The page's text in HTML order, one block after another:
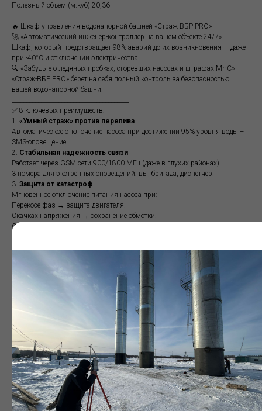
Полезный объем (м.куб) 20,36
🔥 Шкаф управления водонапорной башней «Страж-ВБР PRO»
🚀 «Автоматический инженер-контроллер на вашем объекте 24/7»
Шкаф, который предотвращает 98% аварий до их возникновения — даже
при -40°C и отключении электричества.
🔍 «Забудьте о ледяных пробках, сгоревших насосах и штрафах МЧС»
«Страж-ВБР PRO» берет на себя полный контроль за безопасностью
вашей водонапорной башни.
✅ 8 ключевых преимуществ:
1. «Умный страж» против перелива
Автоматическое отключение насоса при достижении 95% уровня воды +
SMS-оповещение.
2. Стабильная надежность связи
Работает через GSM-сети 900/1800 МГц (даже в глухих районах).
3 номера для экстренных оповещений: вы, бригада, диспетчер.
3. Защита от катастроф
Мгновенное отключение питания насоса при:
Перекосе фаз → защита двигателя.
Скачках напряжения → сохранение обмотки.
Отсутствии фазы → остановка до поломки.
Готовые отчеты для проверяющих за 2 клика.
Независимость от электричества
Встроенный аккумулятор 24 часа автономной работы, оповещение о
аварийной ситуации даже при обрыве основного питания.
Морозостойкость до -40°C
SMS-тревога при критическом падении температуры.
7.Связь в любых условиях
Выносная антенна до 5 м — стабильный сигнал там, где другие шкафы
«глохнут».
8.Критический (верхний/нижний) уровень воды?
Специальное SMS оповещение вам об этом подскажет. Устраните
причину до появления серьезной аварии
Комплектация